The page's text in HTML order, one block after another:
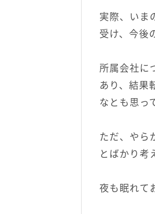
実際、いま
受け、今後
所属会社に
あり、結果
なとも思っ
ただ、やら
とばかり考
夜も眠れて